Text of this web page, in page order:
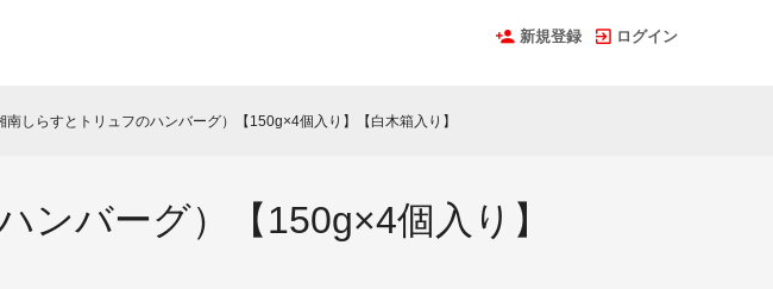
新規登録 ログイン
南しらすとトリュフのハンバーグ）【150g×4個入り】【白木箱入り】
ンバーグ）【150g×4個入り】